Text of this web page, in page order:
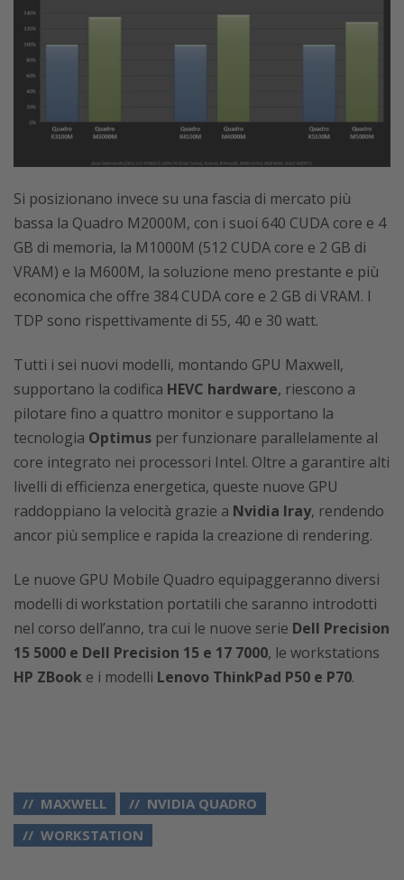
Si posizionano invece su una fascia di mercato più
bassa la Quadro M2000M, con i suoi 640 CUDA core e 4
GB di memoria, la M1000M (512 CUDA core e 2 GB di
VRAM) e la M600M, la soluzione meno prestante e più
economica che offre 384 CUDA core e 2 GB di VRAM. I
TDP sono rispettivamente di 55, 40 e 30 watt.
Tutti i sei nuovi modelli, montando GPU Maxwell,
supportano la codifica HEVC hardware, riescono a
pilotare fino a quattro monitor e supportano la
tecnologia Optimus per funzionare parallelamente al
core integrato nei processori Intel. Oltre a garantire alti
livelli di efficienza energetica, queste nuove GPU
raddoppiano la velocità grazie a Nvidia Iray, rendendo
ancor più semplice e rapida la creazione di rendering.
Le nuove GPU Mobile Quadro equipaggeranno diversi
modelli di workstation portatili che saranno introdotti
nel corso dell’anno, tra cui le nuove serie Dell Precision
15 5000 e Dell Precision 15 e 17 7000, le workstations
HP ZBook e i modelli Lenovo ThinkPad P50 e P70.
MAXWELL
NVIDIA QUADRO
WORKSTATION